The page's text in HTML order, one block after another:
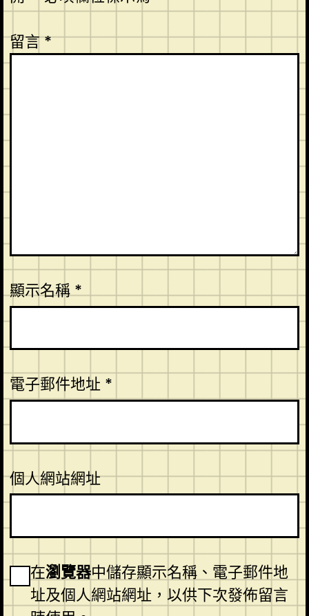
留言*
顯示名稱*
電子郵件地址 *
個人網站網址
在瀏覽器中儲存顯示名稱、電子郵件地
址及個人網站網址，以供下次發佈留言